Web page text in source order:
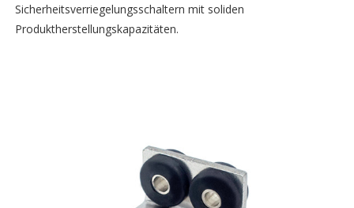
Sicherheitsverriegelungsschaltern mit soliden
Produktherstellungskapazitäten.